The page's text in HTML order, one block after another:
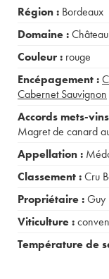
Région : Bordeaux
Domaine :
Couleur : rouge
Encépagement :
Cabernet Sauvignon
Accords mets-
Magret de canard
Appellation :
Classement :Cru
Propriétaire :Guy
Viticulture :
Température de